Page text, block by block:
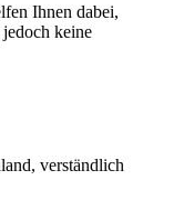
Ihnen dabei,
keine
verständlich